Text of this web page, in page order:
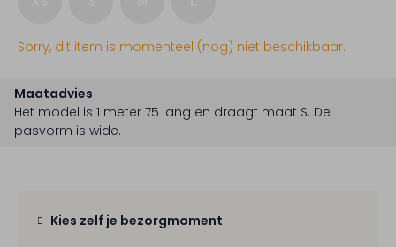
Sorry, dit item is momenteel (nog) niet beschikbaar.
Maatadvies
Het model is 1 meter 75 lang en draagt maat S. De
pasvorm is wide.
Kies zelf je bezorgmoment